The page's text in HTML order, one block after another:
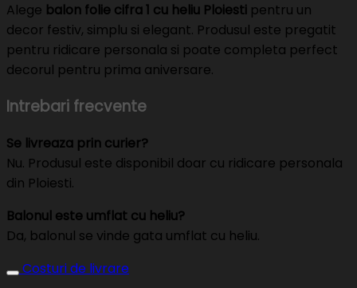
Alege balon folie cifra 1 cu heliu Ploiesti pentru un
decor festiv, simplu si elegant. Produsul este pregatit
pentru ridicare personala si poate completa perfect
decorul pentru prima aniversare.
Intrebari frecvente
Se livreaza prin curier?
Nu. Produsul este disponibil doar cu ridicare personala
din Ploiesti.
Balonul este umflat cu heliu?
Da, balonul se vinde gata umflat cu heliu.
Costuri de livrare